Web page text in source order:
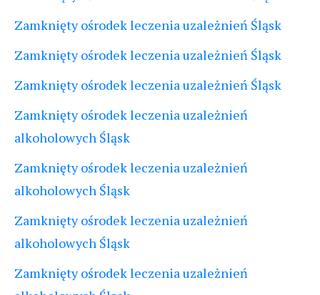
Zamknięty ośrodek leczenia uzależnień Śląsk
Zamknięty ośrodek leczenia uzależnień Śląsk
Zamknięty ośrodek leczenia uzależnień Śląsk
Zamknięty ośrodek leczenia uzależnień
alkoholowych Śląsk
Zamknięty ośrodek leczenia uzależnień
alkoholowych Śląsk
Zamknięty ośrodek leczenia uzależnień
alkoholowych Śląsk
Zamknięty ośrodek leczenia uzależnień